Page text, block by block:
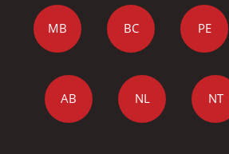
MB BC PE
AB NL NT